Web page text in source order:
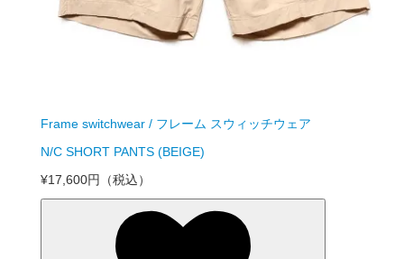
Frame switchwear / フレーム スウィッチウェア
N/C SHORT PANTS (BEIGE)
¥17,600円
（税込）